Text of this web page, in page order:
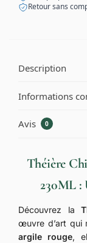
Retour sans
Description
Informations
Avis 0
Théière
230ML :
Découvrez la
œuvre d’art qui
argile rouge,